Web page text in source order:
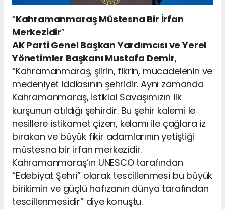
“Kahramanmaraş Müstesna Bir İrfan
Merkezidir”
AK Parti Genel Başkan Yardımcısı ve Yerel
Yönetimler Başkanı Mustafa Demir,
“Kahramanmaraş, şiirin, fikrin, mücadelenin ve
medeniyet iddiasının şehridir. Aynı zamanda
Kahramanmaraş, İstiklal Savaşımızın ilk
kurşunun atıldığı şehirdir. Bu şehir kalemi le
nesillere istikamet çizen, kelamı ile çağlara iz
bırakan ve büyük fikir adamlarının yetiştiği
müstesna bir irfan merkezidir.
Kahramanmaraş’ın UNESCO tarafından
“Edebiyat Şehri” olarak tescillenmesi bu büyük
birikimin ve güçlü hafızanın dünya tarafından
tescillenmesidir” diye konuştu.